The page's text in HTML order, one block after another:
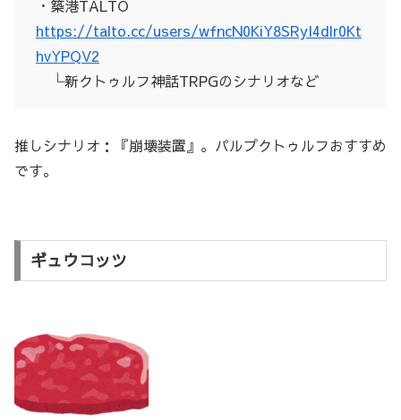
・築港TALTO
https://talto.cc/users/wfncN0KiY8SRyI4dIr0Kt
hvYPQV2
└新クトゥルフ神話TRPGのシナリオなど
推しシナリオ：『崩壊装置』。パルプクトゥルフおすすめ
です。
ギュウコッツ